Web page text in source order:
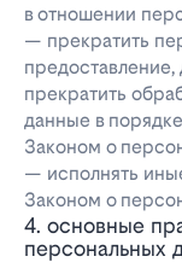
в отношении
— прекратить
прекратить
данные в
Законом о
— исполнять
Законом о
4. основные
персональных